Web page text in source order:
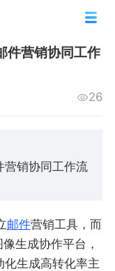
件营销协同工作
26
销协同工作流
邮件营销工具，而
生成协作平台，
生成高转化率主